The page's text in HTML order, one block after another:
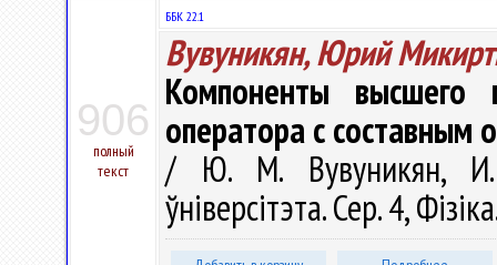
906
полный
текст
ББК 22.1
Вувуникян, Юрий
Компоненты высшего
оператора с составным
/ Ю. М. Вувуникян, И.
ўніверсітэта. Сер. 4,